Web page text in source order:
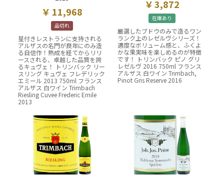
11,968
品切れ
星付きレストランに支持される
アルザスの名門が良年にのみ造
る自信作！熟成を経てからリリ
ースされる、卓越した品質を誇
るキュヴェ！ トリンバック リー
スリング キュヴェ フレデリック
エミール 2013 750ml フランス
アルザス 白ワイン Trimbach
Riesling Cuvee Frederic Emile
2013
3,872
在庫あり
厳選したブドウのみで造るワン
ランク上のレゼルヴシリーズ！
適度なボリューム感と、ふくよ
かな果実味を楽しめるのが特徴
です！ トリンバック ピノ グリ
レゼルヴ 2016 750ml フランス
アルザス 白ワイン Trimbach,
Pinot Gris Reserve 2016